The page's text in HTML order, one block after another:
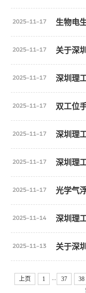
2025-11-17 生物电
2025-11-17
2025-11-17
2025-11-17
2025-11-17
2025-11-17
2025-11-17 光学气
2025-11-14
2025-11-13
上页 1 ... 37 38